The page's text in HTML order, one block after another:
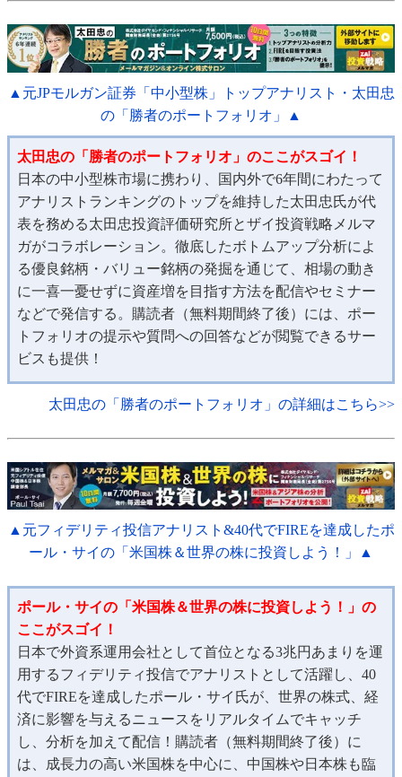
▲元JPモルガン証券「中小型株」トップアナリスト・太田忠
の「勝者のポートフォリオ」▲
太田忠の「勝者のポートフォリオ」のここがスゴイ！
日本の中小型株市場に携わり、国内外で6年間にわたって
アナリストランキングのトップを維持した太田忠氏が代
表を務める太田忠投資評価研究所とザイ投資戦略メルマ
ガがコラボレーション。徹底したボトムアップ分析によ
る優良銘柄・バリュー銘柄の発掘を通じて、相場の動き
に一喜一憂せずに資産増を目指す方法を配信やセミナー
などで発信する。購読者（無料期間終了後）には、ポー
トフォリオの提示や質問への回答などが閲覧できるサー
ビスも提供！
太田忠の「勝者のポートフォリオ」の詳細はこちら>>
▲元フィデリティ投信アナリスト&40代でFIREを達成したポ
ール・サイの「米国株＆世界の株に投資しよう！」▲
ポール・サイの「米国株＆世界の株に投資しよう！」の
ここがスゴイ！
日本で外資系運用会社として首位となる3兆円あまりを運
用するフィデリティ投信でアナリストとして活躍し、40
代でFIREを達成したポール・サイ氏が、世界の株式、経
済に影響を与えるニュースをリアルタイムでキャッチ
し、分析を加えて配信！購読者（無料期間終了後）に
は、成長力の高い米国株を中心に、中国株や日本株も臨